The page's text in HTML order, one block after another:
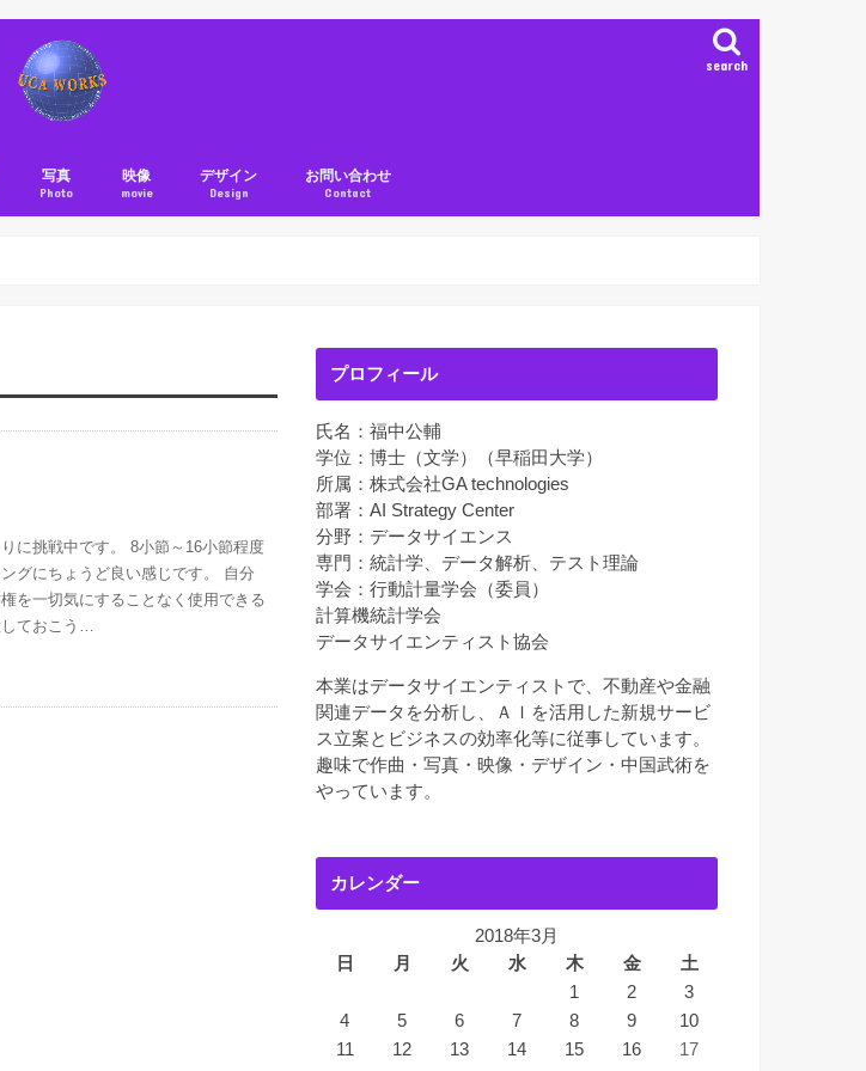
search
写真
Photo
映像
movie
デザイン
Design
お問い合わせ
Contact
に挑戦中です。 8小節～16小節程度
グにちょうど良い感じです。 自分
を一切気にすることなく使用できる
しておこう…
プロフィール
氏名：福中公輔
学位：博士（文学）（早稲田大学）
所属：株式会社GA technologies
部署：AI Strategy Center
分野：データサイエンス
専門：統計学、データ解析、テスト理論
学会：行動計量学会（委員）
計算機統計学会
データサイエンティスト協会
本業はデータサイエンティストで、不動産や金融
関連データを分析し、ＡＩを活用した新規サービ
ス立案とビジネスの効率化等に従事しています。
趣味で作曲・写真・映像・デザイン・中国武術を
やっています。
カレンダー
2018年3月
日
月 火 水 木 金
土
1
2
3
4
5 6 7 8 9
10
11
12 13 14 15 16
17